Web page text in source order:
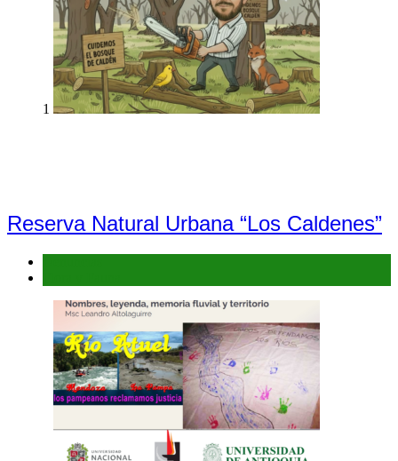
1
Reserva Natural Urbana “Los Caldenes”